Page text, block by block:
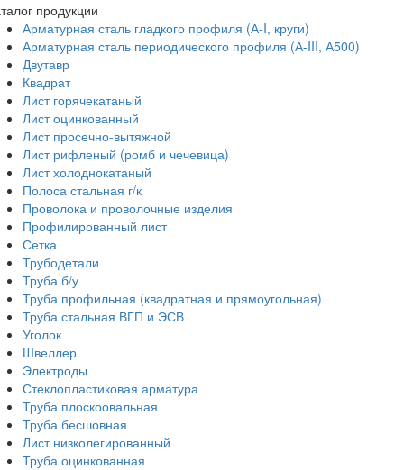
продукции
Арматурная сталь гладкого профиля (А-I, круги)
Арматурная сталь периодического профиля (А-III, А500)
Двутавр
Квадрат
Лист горячекатаный
Лист оцинкованный
Лист просечно-вытяжной
Лист рифленый (ромб и чечевица)
Лист холоднокатаный
Полоса стальная г/к
Проволока и проволочные изделия
Профилированный лист
Сетка
Трубодетали
Труба б/у
Труба профильная (квадратная и прямоугольная)
Труба стальная ВГП и ЭСВ
Уголок
Швеллер
Электроды
Стеклопластиковая арматура
Труба плоскоовальная
Труба бесшовная
Лист низколегированный
Труба оцинкованная